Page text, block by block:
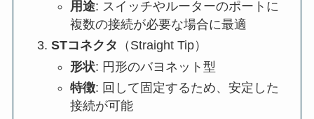
用途: スイッチやルーターのポートに
複数の接続が必要な場合に最適
STコネクタ （Straight Tip）
形状: 円形のバヨネット型
特徴: 回して固定するため、安定した
接続が可能